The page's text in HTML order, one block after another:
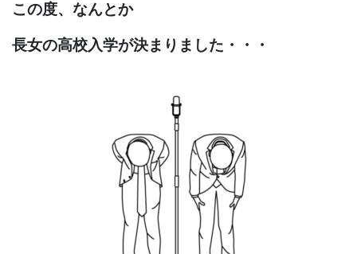
この度、なんとか
長女の高校入学が決まりました・・・